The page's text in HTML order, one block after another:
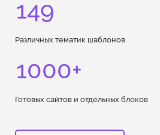
149
Различных тематик шаблонов
1000+
Готовых сайтов и отдельных блоков